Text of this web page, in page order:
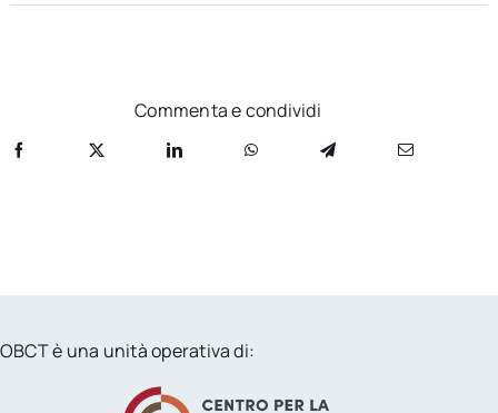
Commenta e condividi
OBCT è una unità operativa di: